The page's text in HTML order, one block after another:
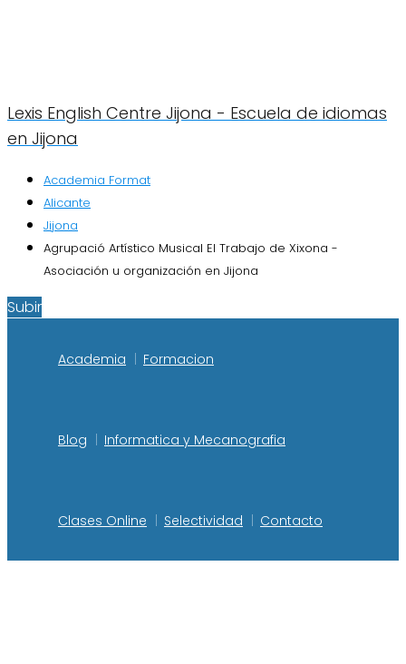
Lexis English Centre Jijona - Escuela de idiomas
en Jijona
Academia Format
Alicante
Jijona
Agrupació Artístico Musical El Trabajo de Xixona -
Asociación u organización en Jijona
Subir
Academia Formacion
Blog Informatica y Mecanografia
Clases Online Selectividad Contacto